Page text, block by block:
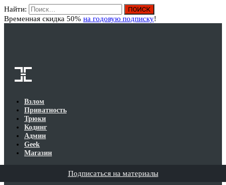
Найти:
Временная скидка 50% на годовую подписку!
Взлом
Приватность
Трюки
Кодинг
Админ
Geek
Магазин
Подписаться на материалы